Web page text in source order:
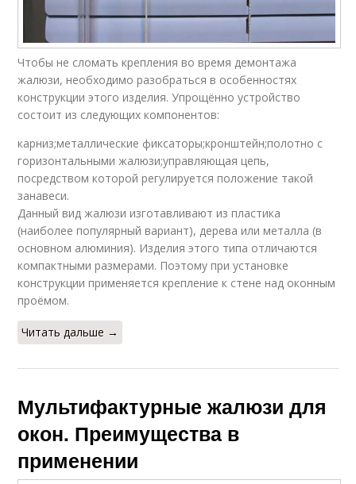
Чтобы не сломать крепления во время демонтажа
жалюзи, необходимо разобраться в особенностях
конструкции этого изделия. Упрощённо устройство
состоит из следующих компонентов:
карниз;металлические фиксаторы;кронштейн;полотно с
горизонтальными жалюзи;управляющая цепь,
посредством которой регулируется положение такой
занавеси.
Данный вид жалюзи изготавливают из пластика
(наиболее популярный вариант), дерева или металла (в
основном алюминия). Изделия этого типа отличаются
компактными размерами. Поэтому при установке
конструкции применяется крепление к стене над оконным
проёмом.
Читать дальше →
Мультифактурные жалюзи для
окон. Преимущества в
применении